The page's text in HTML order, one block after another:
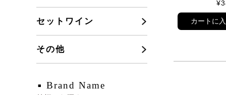
セットワイン
その他
Brand Name
¥
カートに